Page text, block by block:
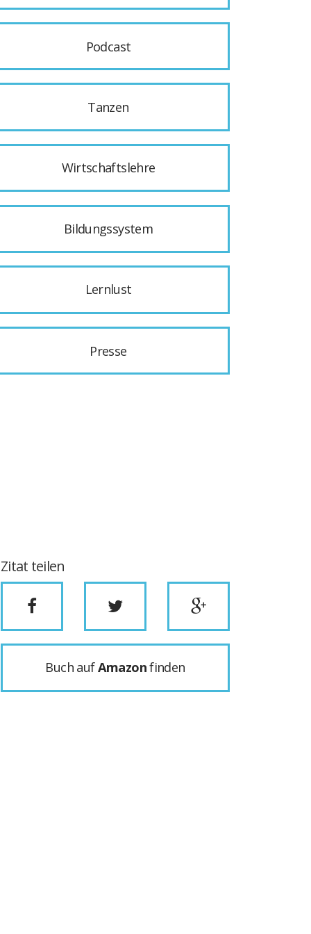
Podcast
Tanzen
Wirtschaftslehre
Bildungssystem
Lernlust
Presse
Zitat teilen
Buch aufAmazonfinden